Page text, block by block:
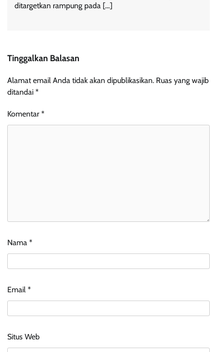
ditargetkan rampung pada […]
Tinggalkan Balasan
Alamat email Anda tidak akan dipublikasikan. Ruas yang wajib
ditandai *
Komentar *
Nama *
Email *
Situs Web